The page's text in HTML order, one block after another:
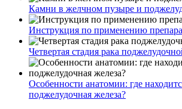
Камни в желчном пузыре и
Инструкция по применению
Четвертая стадия рака
Особенности анатомии: где
поджелудочная железа?